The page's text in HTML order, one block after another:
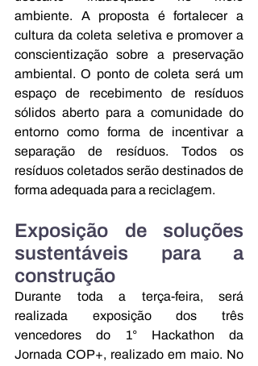
ambiente. A proposta é fortalecer a
cultura da coleta seletiva e promover a
conscientização sobre a preservação
ambiental. O ponto de coleta será um
espaço de recebimento de resíduos
sólidos aberto para a comunidade do
entorno como forma de incentivar a
separação de resíduos. Todos os
resíduos coletados serão destinados de
forma adequada para a reciclagem.
Exposição de soluções
sustentáveis para a
construção
Durante toda a terça-feira, será
realizada exposição dos três
vencedores do 1° Hackathon da